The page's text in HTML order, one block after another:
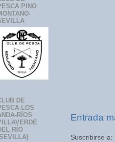
Entrada
Suscribirse a:
PINO
DE
LOS
RÍOS
RÍO